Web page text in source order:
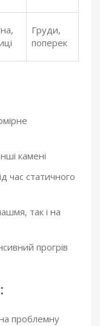
Груди,
поперек
камені
час статичного
так і на
прогрів
проблемну